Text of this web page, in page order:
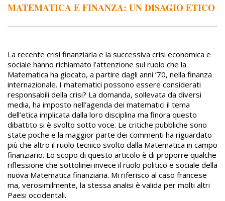
MATEMATICA E FINANZA: UN DISAGIO ETICO
La recente crisi finanziaria e la successiva crisi economica e
sociale hanno richiamato l’attenzione sul ruolo che la
Matematica ha giocato, a partire dagli anni ’70, nella finanza
internazionale. I matematici possono essere considerati
responsabili della crisi? La domanda, sollevata da diversi
media, ha imposto nell’agenda dei matematici il tema
dell’etica implicata dalla loro disciplina ma finora questo
dibattito si è svolto sotto voce. Le critiche pubbliche sono
state poche e la maggior parte dei commenti ha riguardato
più che altro il ruolo tecnico svolto dalla Matematica in campo
finanziario. Lo scopo di questo articolo è di proporre qualche
riflessione che sottolinei invece il ruolo politico e sociale della
nuova Matematica finanziaria. Mi riferisco al caso francese
ma, verosimilmente, la stessa analisi è valida per molti altri
Paesi occidentali.